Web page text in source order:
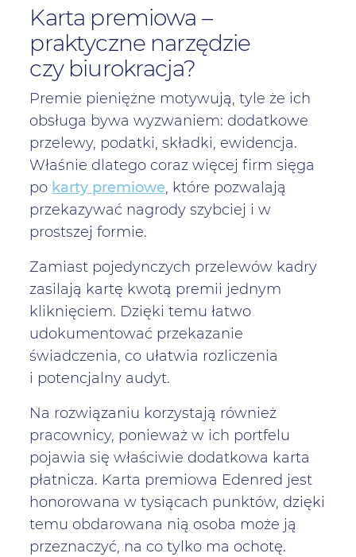
Karta premiowa –
praktyczne narzędzie
czy biurokracja?
Premie pieniężne motywują, tyle że ich
obsługa bywa wyzwaniem: dodatkowe
przelewy, podatki, składki, ewidencja.
Właśnie dlatego coraz więcej firm sięga
po karty premiowe, które pozwalają
przekazywać nagrody szybciej i w
prostszej formie.
Zamiast pojedynczych przelewów kadry
zasilają kartę kwotą premii jednym
kliknięciem. Dzięki temu łatwo
udokumentować przekazanie
świadczenia, co ułatwia rozliczenia
i potencjalny audyt.
Na rozwiązaniu korzystają również
pracownicy, ponieważ w ich portfelu
pojawia się właściwie dodatkowa karta
płatnicza. Karta premiowa Edenred jest
honorowana w tysiącach punktów, dzięki
temu obdarowana nią osoba może ją
przeznaczyć, na co tylko ma ochotę.